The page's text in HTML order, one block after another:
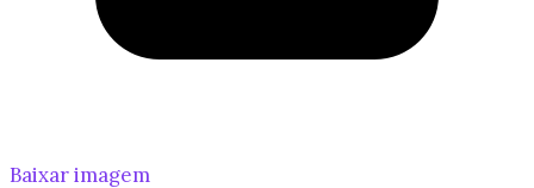
Baixar imagem